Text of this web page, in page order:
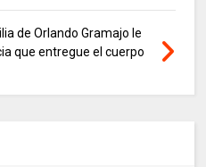
de Orlando Gramajo le
que entregue el cuerpo